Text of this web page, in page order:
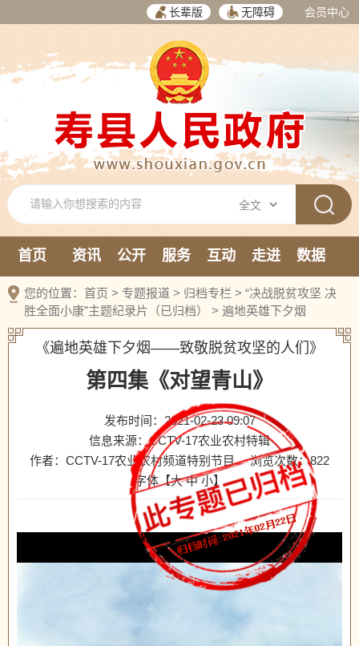
长辈版 无障碍 会员中心
首页 资讯 公开 服务 互动 走进
数据
新媒体
您的位置： 首页 > 专题报道 > 归档专栏 > “决战脱贫攻坚 决
胜全面小康”主题纪录片（已归档）
> 遍地英雄下夕烟
《遍地英雄下夕烟——致敬脱贫攻坚的人们》
第四集《对望青山》
发布时间：2021-02-23 09:07
信息来源：CCTV-17农业农村特辑
作者：CCTV-17农业农村频道特别节目
浏览次数：822
字体【大 中 小】